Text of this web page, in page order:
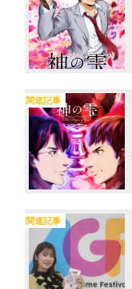
関連記事
関連記事